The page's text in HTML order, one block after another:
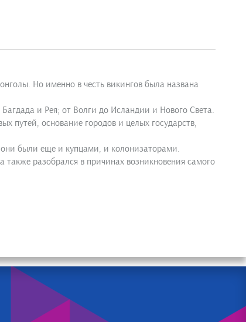
Но именно в честь викингов была названа
и Рея; от Волги до Исландии и Нового Света.
путей, основание городов и целых государств,
они были еще и купцами, и колонизаторами.
разобрался в причинах возникновения самого